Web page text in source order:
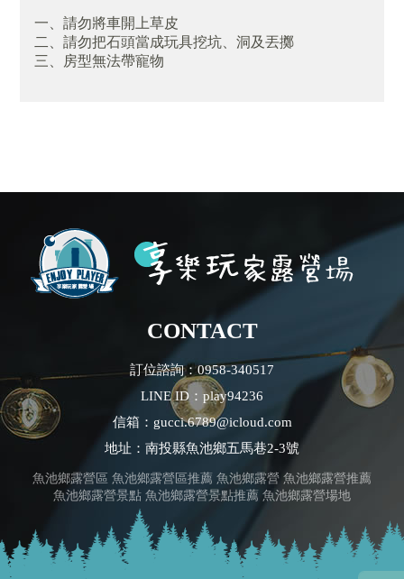
一、請勿將車開上草皮
二、請勿把石頭當成玩具挖坑、洞及丟擲
三、房型無法帶寵物
CONTACT
訂位諮詢：0958-340517
LINE ID：play94236
信箱：gucci.6789@icloud.com
地址：南投縣魚池鄉五馬巷2-3號
魚池鄉露營區 魚池鄉露營區推薦 魚池鄉露營 魚池鄉露營推薦
魚池鄉露營景點 魚池鄉露營景點推薦 魚池鄉露營場地